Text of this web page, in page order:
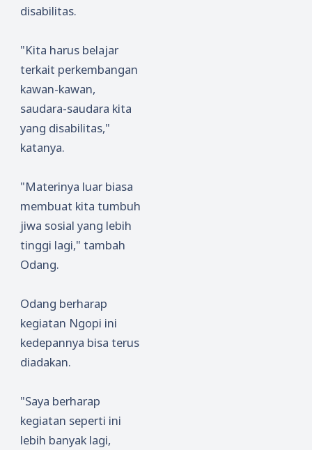
disabilitas.
"Kita harus belajar
terkait perkembangan
kawan-kawan,
saudara-saudara kita
yang disabilitas,"
katanya.
"Materinya luar biasa
membuat kita tumbuh
jiwa sosial yang lebih
tinggi lagi," tambah
Odang.
Odang berharap
kegiatan Ngopi ini
kedepannya bisa terus
diadakan.
"Saya berharap
kegiatan seperti ini
lebih banyak lagi,